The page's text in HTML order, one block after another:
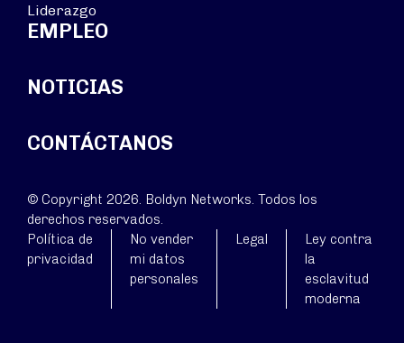
Liderazgo
EMPLEO
NOTICIAS
CONTÁCTANOS
© Copyright 2026. Boldyn Networks. Todos los
derechos reservados.
Política de
privacidad
No vender
mi datos
personales
Legal
Ley contra
la
esclavitud
moderna